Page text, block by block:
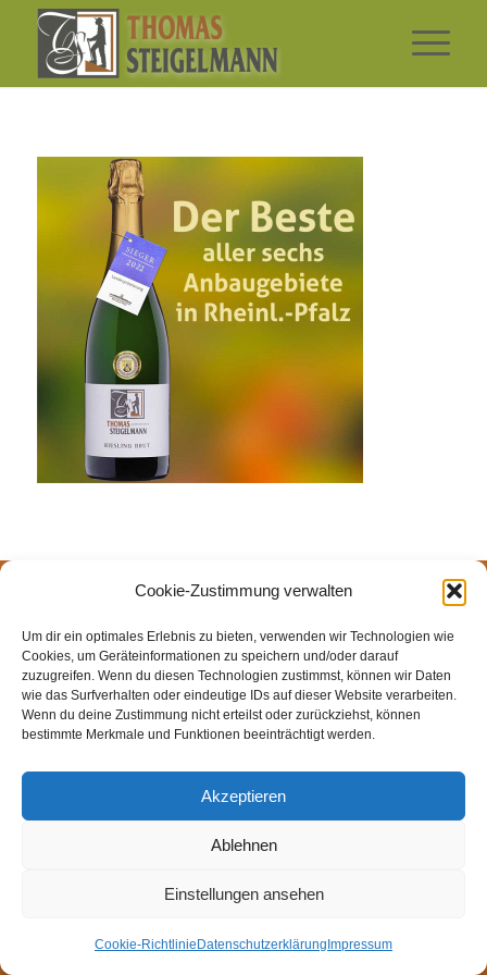
Cookie-Zustimmung verwalten
Um dir ein optimales Erlebnis zu bieten, verwenden wir Technologien wie
Cookies, um Geräteinformationen zu speichern und/oder darauf
zuzugreifen. Wenn du diesen Technologien zustimmst, können wir Daten
wie das Surfverhalten oder eindeutige IDs auf dieser Website verarbeiten.
Wenn du deine Zustimmung nicht erteilst oder zurückziehst, können
bestimmte Merkmale und Funktionen beeinträchtigt werden.
Akzeptieren
Ablehnen
Einstellungen ansehen
Cookie-Richtlinie Datenschutzerklärung Impressum
© Weingut Thomas Steigelmann
TAGEBUCH KONTAKT Impressum Datenschutz
Cookie-Richtlinie (EU)